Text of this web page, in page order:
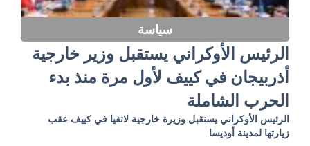
سياسة
الرئيس الأوكراني يستقبل وزير خارجية
أذربيجان في كييف لأول مرة منذ بدء
الحرب الشاملة
الرئيس الأوكراني يستقبل وزيرة خارجية لاتفيا في كييف عقب
زيارتها لمدينة أوديسا